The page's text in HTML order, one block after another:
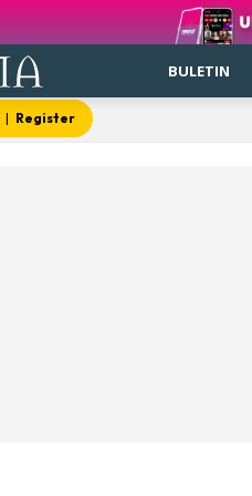
BULETIN
| Register